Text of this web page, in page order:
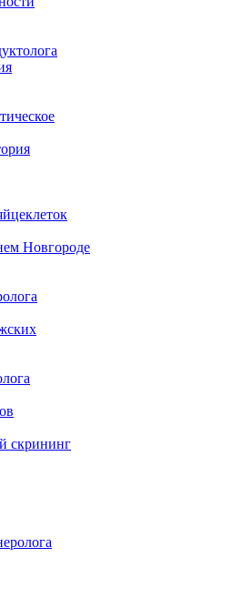
Новгороде
скрининг